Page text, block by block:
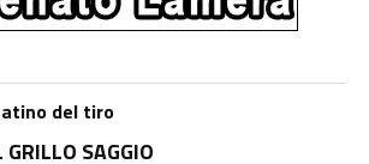
del tiro
SAGGIO